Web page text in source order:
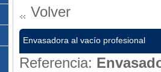
Volver
Envasadora al vacío profesional
Referencia: